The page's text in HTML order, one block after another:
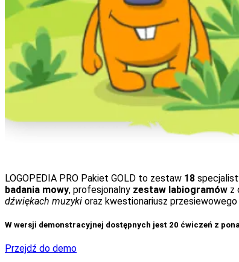
LOGOPEDIA PRO Pakiet GOLD to zestaw 18
badania mowy, profesjonalny zestaw labiogramów z
dźwiękach muzyki oraz kwestionariusz
W wersji demonstracyjnej dostępnych jest 20 ćwiczeń z
Przejdź do demo